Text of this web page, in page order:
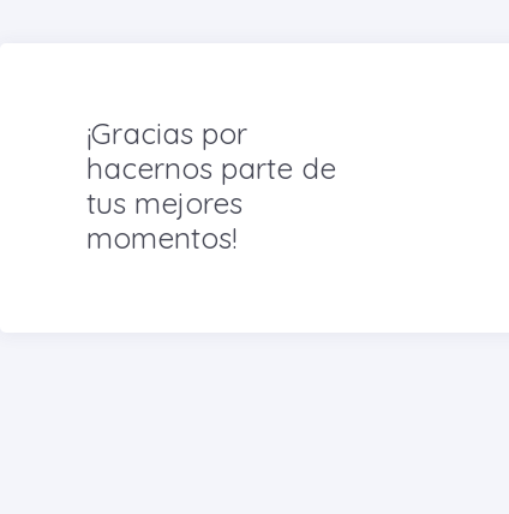
¡Gracias por
hacernos parte de
tus mejores
momentos!